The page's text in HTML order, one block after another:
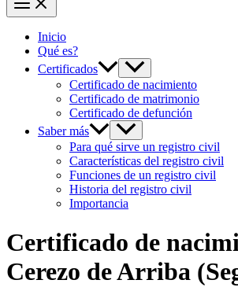
Inicio
Qué es?
Certificados
Certificado de nacimiento
Certificado de matrimonio
Certificado de defunción
Saber más
Para qué sirve un registro civil
Características del registro civil
Funciones de un registro civil
Historia del registro civil
Importancia
Certificado de
Cerezo de Arriba